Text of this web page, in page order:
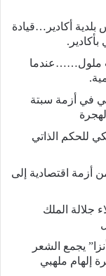
أكادير…قيادة
ملول……عندما
في أزمة سبتة
للحكم الذاتي
أزمة اقتصادية إلى
جلالة الملك
يجمع الشعر
إلهام ملهبي